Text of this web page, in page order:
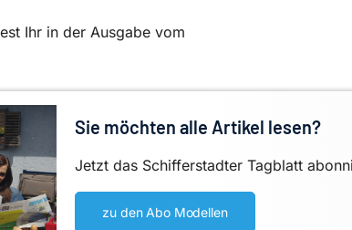
Ihr in der Ausgabe vom
Sie möchten alle Artikel lesen?
Jetzt das Schifferstadter Tagblatt
zu den Abo Modellen